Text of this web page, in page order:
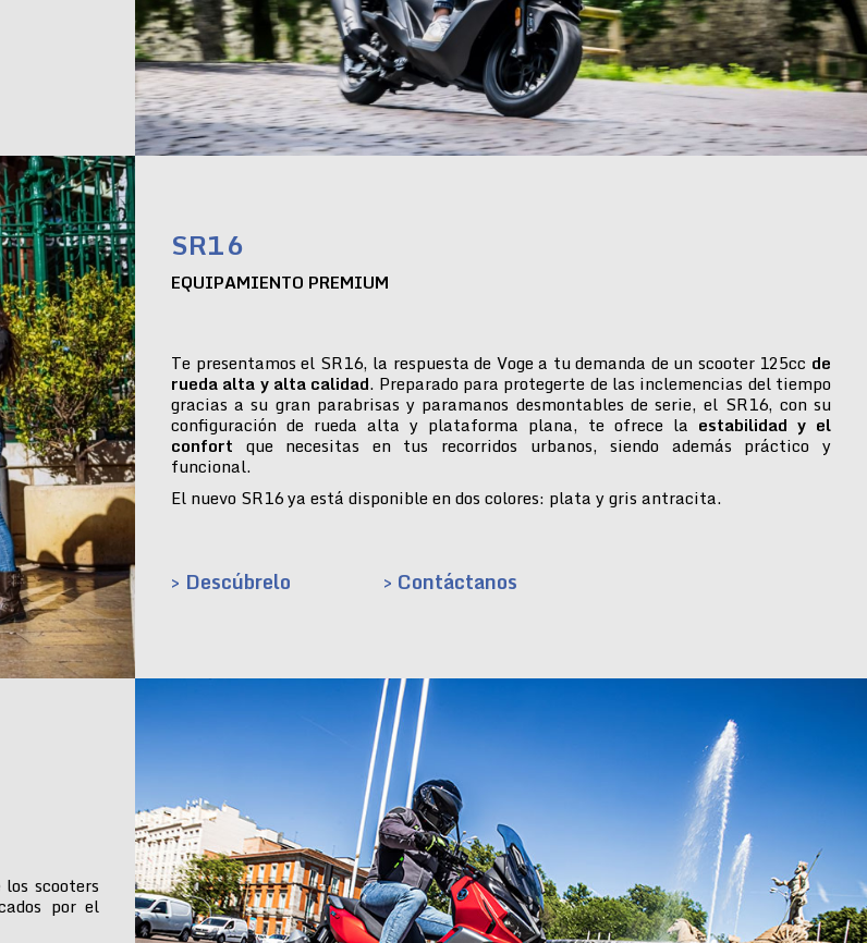
SR16
EQUIPAMIENTO PREMIUM
Te presentamos el SR16, la respuesta de Voge a tu demanda de un scooter 125cc de
rueda alta y alta calidad. Preparado para protegerte de las inclemencias del tiempo
gracias a su gran parabrisas y paramanos desmontables de serie, el SR16, con su
configuración de rueda alta y plataforma plana, te ofrece la estabilidad y el
confort que necesitas en tus recorridos urbanos, siendo además práctico y
funcional.
El nuevo SR16 ya está disponible en dos colores: plata y gris antracita.
> Descúbrelo > Contáctanos
scooters
por el